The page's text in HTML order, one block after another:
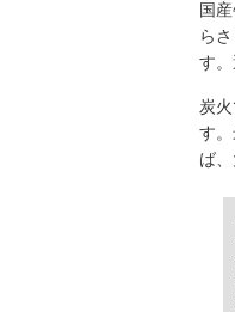
国
ら
す
炭
す
ば